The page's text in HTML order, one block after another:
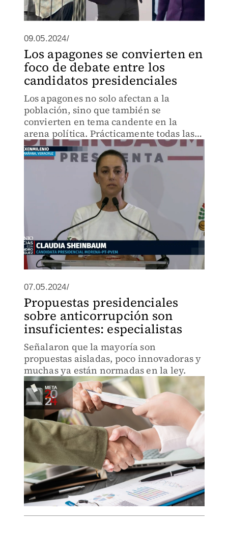
09.05.2024/
Los apagones se convierten en
foco de debate entre los
candidatos presidenciales
Los apagones no solo afectan a la
población, sino que también se
convierten en tema candente en la
arena política. Prácticamente todas las
candidaturas presidenciales se han visto
involucradas en este debate, ofreciendo
diversas posturas y soluciones
07.05.2024/
Propuestas presidenciales
sobre anticorrupción son
insuficientes: especialistas
Señalaron que la mayoría son
propuestas aisladas, poco innovadoras y
muchas ya están normadas en la ley.